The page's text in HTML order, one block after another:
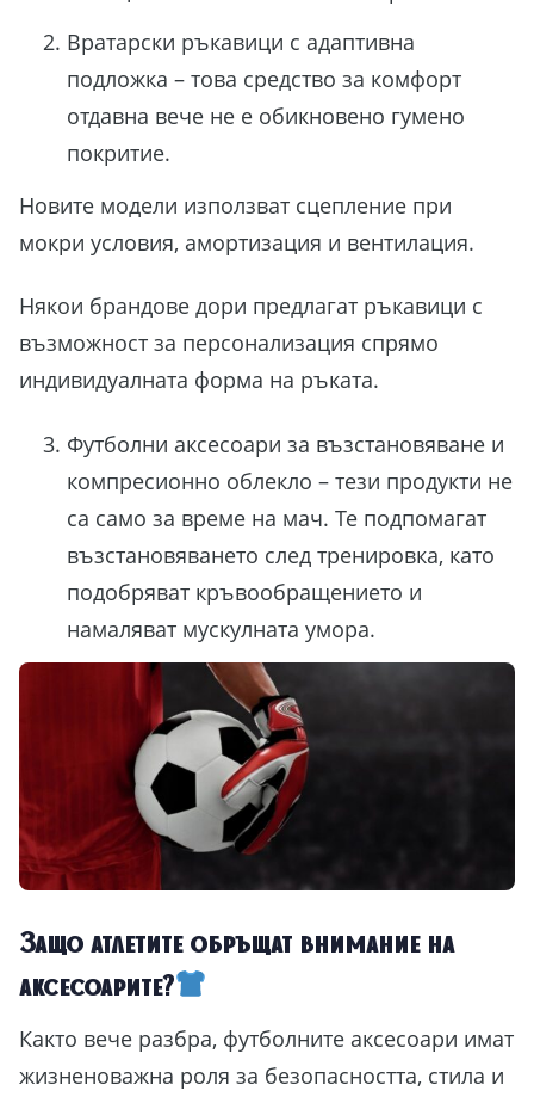
Вратарски ръкавици с адаптивна
подложка – това средство за комфорт
отдавна вече не е обикновено гумено
покритие.
Новите модели използват сцепление при
мокри условия, амортизация и вентилация.
Някои брандове дори предлагат ръкавици с
възможност за персонализация спрямо
индивидуалната форма на ръката.
Футболни аксесоари за възстановяване и
компресионно облекло – тези продукти не
са само за време на мач. Те подпомагат
възстановяването след тренировка, като
подобряват кръвообращението и
намаляват мускулната умора.
Защо атлетите обръщат внимание на
аксесоарите?
Както вече разбра, футболните аксесоари имат
жизненоважна роля за безопасността, стила и